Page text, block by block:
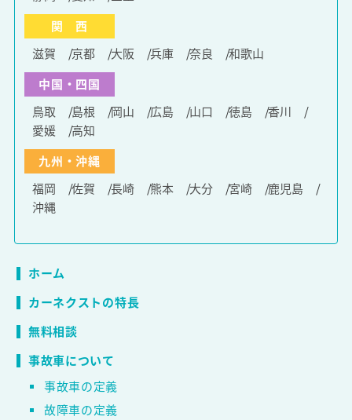
関 西
滋賀
京都 大阪 兵庫 奈良
和歌山
中国・四国
鳥取
島根 岡山 広島 山口 徳島
香川
愛媛
高知
九州・沖縄
福岡
佐賀 長崎 熊本 大分 宮崎
鹿児島
沖縄
ホーム
カーネクストの特長
無料相談
事故車について
事故車の定義
故障車の定義